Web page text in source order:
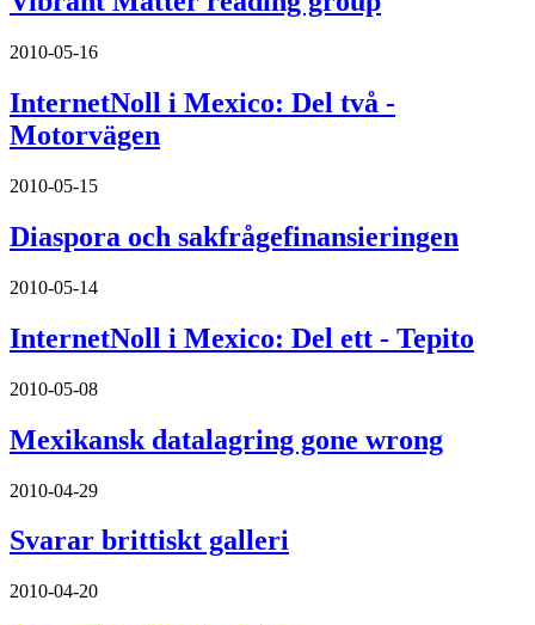
2010-05-16
InternetNoll i Mexico: Del två -
Motorvägen
2010-05-15
Diaspora och sakfrågefinansieringen
2010-05-14
InternetNoll i Mexico: Del ett - Tepito
2010-05-08
Mexikansk datalagring gone wrong
2010-04-29
Svarar brittiskt galleri
2010-04-20